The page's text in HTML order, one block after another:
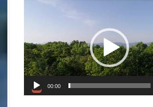
レ
ー
ヤ
00:00